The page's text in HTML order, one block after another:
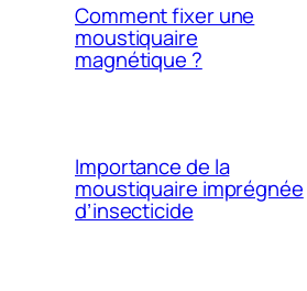
Comment fixer une
moustiquaire
magnétique ?
Importance de la
moustiquaire imprégnée
d’insecticide